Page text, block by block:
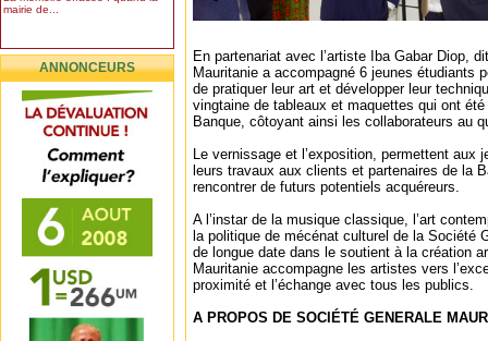
mairie de...
ANNONCEURS
En partenariat avec l’artiste Iba Gabar Diop,
Mauritanie a accompagné 6 jeunes étudiants
de pratiquer leur art et développer leur
vingtaine de tableaux et maquettes qui ont
Banque, côtoyant ainsi les collaborateurs au
Le vernissage et l’exposition, permettent aux
leurs travaux aux clients et partenaires de la
rencontrer de futurs potentiels acquéreurs.
A l’instar de la musique classique, l’art
la politique de mécénat culturel de la Société
de longue date dans le soutient à la création
Mauritanie accompagne les artistes vers
proximité et l’échange avec tous les publics.
A PROPOS DE SOCIÉTÉ GENERALE